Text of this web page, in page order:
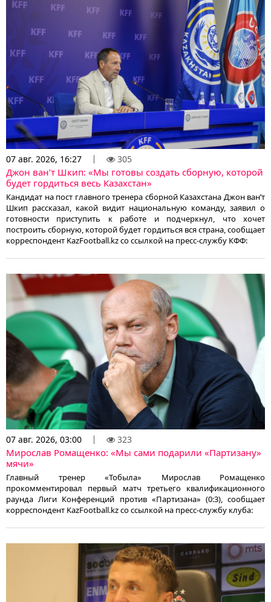
07 авг. 2026, 16:27 305
Джон ван’т Шкип: «Мы готовы создать сборную, которой
будет гордиться весь Казахстан»
Кандидат на пост главного тренера сборной Казахстана Джон ван’т
Шкип рассказал, какой видит национальную команду, заявил о
готовности приступить к работе и подчеркнул, что хочет
построить сборную, которой будет гордиться вся страна, сообщает
корреспондент KazFootball.kz со ссылкой на пресс-службу КФФ:
07 авг. 2026, 03:00 323
Мирослав Ромащенко: «Мы сами подарили «Партизану»
мячи»
Главный тренер «Тобыла» Мирослав Ромащенко
прокомментировал первый матч третьего квалификационного
раунда Лиги Конференций против «Партизана» (0:3), сообщает
корреспондент KazFootball.kz со ссылкой на пресс-службу клуба: